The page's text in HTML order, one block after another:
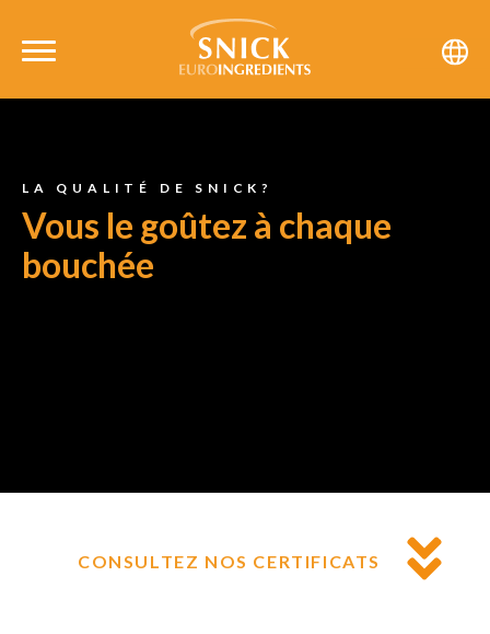
LA QUALITÉ DE SNICK?
Vous le goûtez à chaque
bouchée
CONSULTEZ NOS CERTIFICATS